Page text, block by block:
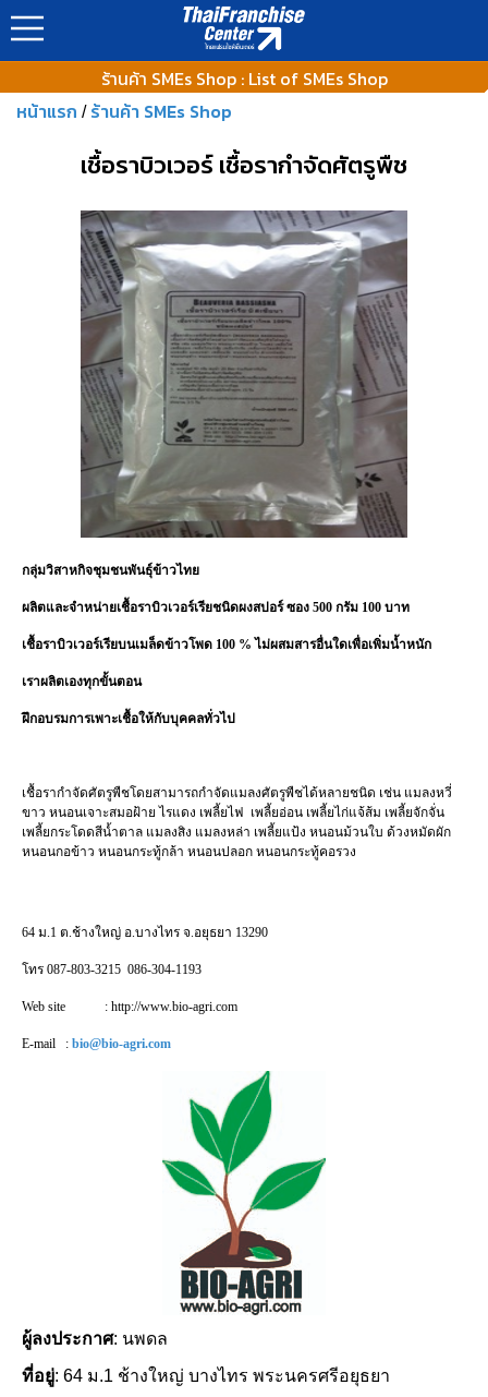
https://www.thaifranchisecenter.com/shop/images/
ร้านค้า SMEs Shop : List of SMEs Shop
หน้าแรก / ร้านค้า SMEs Shop
เชื้อราบิวเวอร์ เชื้อรากำจัดศัตรูพืช
กลุ่มวิสาหกิจชุมชนพันธุ์ข้าวไทย
ผลิตและจำหน่ายเชื้อราบิวเวอร์เรียชนิดผงสปอร์ ซอง 500 กรัม 100 บาท
เชื้อราบิวเวอร์เรียบนเมล็ดข้าวโพด 100 % ไม่ผสมสารอื่นใดเพื่อเพิ่มน้ำหนัก
เราผลิตเองทุกขั้นตอน
ฝึกอบรมการเพาะเชื้อให้กับบุคคลทั่วไป
เชื้อรากำจัดศัตรูพืชโดยสามารถกำจัดแมลงศัตรูพืชได้หลายชนิด เช่น แมลงหวี่
ขาว หนอนเจาะสมอฝ้าย ไรแดง เพลี้ยไฟ
เพลี้ยอ่อน เพลี้ยไก่แจ้ส้ม เพลี้ยจักจั่น
เพลี้ยกระโดดสีน้ำตาล แมลงสิง แมลงหล่า เพลี้ยแป้ง หนอนม้วนใบ ด้วงหมัดผัก
หนอนกอข้าว หนอนกระทู้กล้า หนอนปลอก หนอนกระทู้คอรวง
64 ม.1 ต.ช้างใหญ่ อ.บางไทร จ.อยุธยา 13290
โทร 087-803-3215 086-304-1193
Web site : http://www.bio-agri.com
E-mail : bio@bio-agri.com
ผู้ลงประกาศ: นพดล
ที่อยู่: 64 ม.1 ช้างใหญ่ บางไทร พระนครศรีอยุธยา